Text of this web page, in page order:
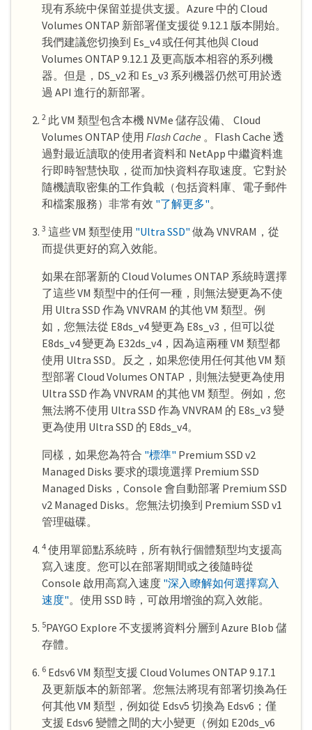
現有系統中保留並提供支援。Azure 中的 Cloud
Volumes ONTAP 新部署僅支援從 9.12.1 版本開始。
我們建議您切換到 Es_v4 或任何其他與 Cloud
Volumes ONTAP 9.12.1 及更高版本相容的系列機
器。但是，DS_v2 和 Es_v3 系列機器仍然可用於透
過 API 進行的新部署。
2 此 VM 類型包含本機 NVMe 儲存設備、 Cloud
Volumes ONTAP 使用 Flash Cache 。Flash Cache 透
過對最近讀取的使用者資料和 NetApp 中繼資料進
行即時智慧快取，從而加快資料存取速度。它對於
隨機讀取密集的工作負載（包括資料庫、電子郵件
和檔案服務）非常有效 "了解更多"。
3 這些 VM 類型使用 "Ultra SSD" 做為 VNVRAM，從
而提供更好的寫入效能。
如果在部署新的 Cloud Volumes ONTAP 系統時選擇
了這些 VM 類型中的任何一種，則無法變更為不使
用 Ultra SSD 作為 VNVRAM 的其他 VM 類型。例
如，您無法從 E8ds_v4 變更為 E8s_v3，但可以從
E8ds_v4 變更為 E32ds_v4，因為這兩種 VM 類型都
使用 Ultra SSD。反之，如果您使用任何其他 VM 類
型部署 Cloud Volumes ONTAP，則無法變更為使用
Ultra SSD 作為 VNVRAM 的其他 VM 類型。例如，您
無法將不使用 Ultra SSD 作為 VNVRAM 的 E8s_v3 變
更為使用 Ultra SSD 的 E8ds_v4。
同樣，如果您為符合 "標準" Premium SSD v2
Managed Disks 要求的環境選擇 Premium SSD
Managed Disks，Console 會自動部署 Premium SSD
v2 Managed Disks。您無法切換到 Premium SSD v1
管理磁碟。
4 使用單節點系統時，所有執行個體類型均支援高
寫入速度。您可以在部署期間或之後隨時從
Console 啟用高寫入速度 "深入瞭解如何選擇寫入
速度"。使用 SSD 時，可啟用增強的寫入效能。
5PAYGO Explore 不支援將資料分層到 Azure Blob 儲
存體。
6 Edsv6 VM 類型支援 Cloud Volumes ONTAP 9.17.1
及更新版本的新部署。您無法將現有部署切換為任
何其他 VM 類型，例如從 Edsv5 切換為 Edsv6；僅
支援 Edsv6 變體之間的大小變更（例如 E20ds_v6